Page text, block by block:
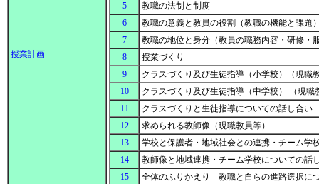
授業計画
5
教職の法制と制度
6
教職の意義と教員の役割（教職の機能と課題
7
教職の地位と身分（教員の職務内容・研修・
8
授業づくり
9
クラスづくり及び生徒指導（小学校）（現職
10
クラスづくり及び生徒指導（中学校） （現職
11
クラスづくりと生徒指導についての話し合い
12
求められる教師像（現職教員等）
13
学校と保護者・地域社会との連携・チーム学
14
教師像と地域連携・チーム学校についての話
15
全体のふりかえり 教職と自らの進路選択に